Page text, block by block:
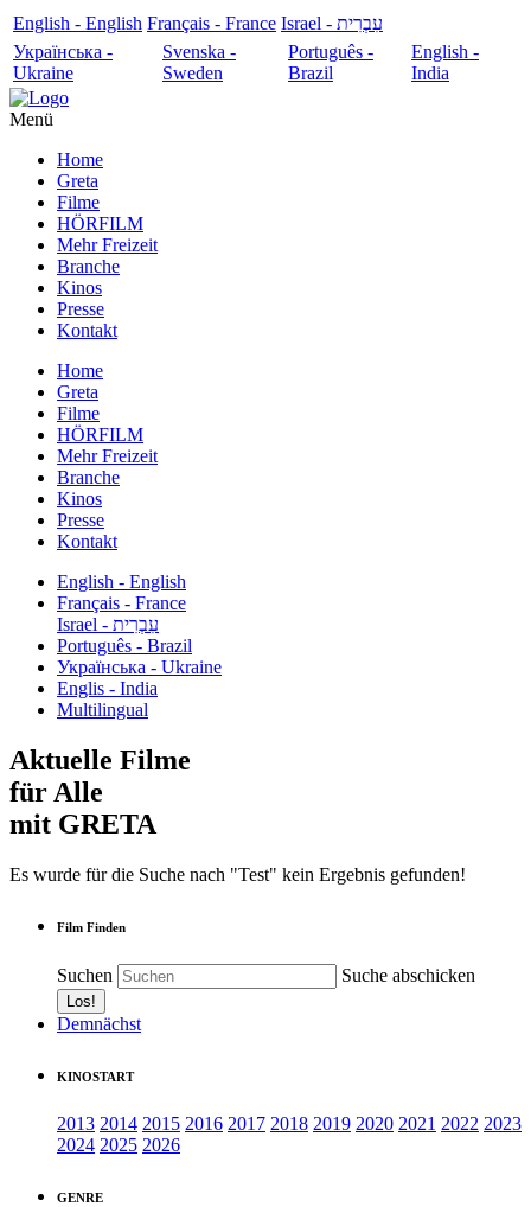
English - English Français - France
עִבְרִית - Israel
Українська -
Ukraine
Svenska -
Sweden
Português -
Brazil
English -
India
Menü
Home
Greta
Filme
HÖRFILM
Mehr Freizeit
Branche
Kinos
Presse
Kontakt
Home
Greta
Filme
HÖRFILM
Mehr Freizeit
Branche
Kinos
Presse
Kontakt
English - English
Français - France
עִבְרִית - Israel
Português - Brazil
Українська - Ukraine
Englis - India
Multilingual
Aktuelle Filme
für Alle
mit GRETA
Es wurde für die Suche nach "Test" kein Ergebnis gefunden!
Film Finden
Suchen Suche abschicken
Demnächst
KINOSTART
2013 2014 2015 2016 2017 2018 2019 2020 2021 2022 2023
2024 2025 2026
GENRE